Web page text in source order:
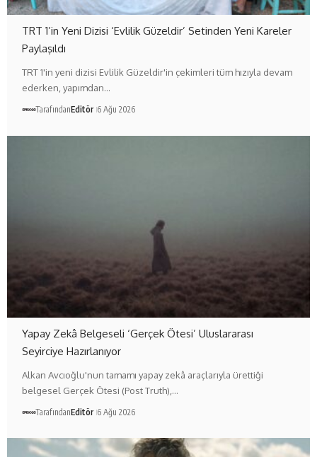
TRT 1’in Yeni Dizisi ‘Evlilik Güzeldir’ Setinden Yeni Kareler
Paylaşıldı
TRT 1'in yeni dizisi Evlilik Güzeldir'in çekimleri tüm hızıyla devam
ederken, yapımdan…
TarafındanEditör 6 Ağu 2026
Yapay Zekâ Belgeseli ‘Gerçek Ötesi’ Uluslararası
Seyirciye Hazırlanıyor
Alkan Avcıoğlu'nun tamamı yapay zekâ araçlarıyla ürettiği
belgesel Gerçek Ötesi (Post Truth),…
TarafındanEditör 6 Ağu 2026